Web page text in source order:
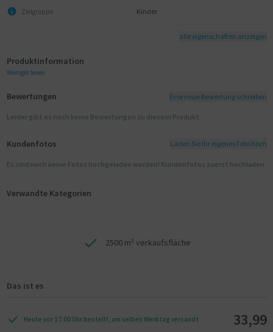
Zielgruppe Kinder
alle eigenschaften anzeigen
Produktinformation
Weniger lesen
Bewertungen Eine neue Bewertung schreiben
Leider gibt es noch keine Bewertungen zu diesem Produkt
Kundenfotos Laden Sie Ihr eigenes Foto hoch
Es sind noch keine Fotos hochgeladen worden! Kundenfotos zuerst hochladen
Verwandte Kategorien
2500 m² verkaufsfläche
Das ist es
Heute vor 17:00 Uhr bestellt, am selben Werktag versandt 33,99